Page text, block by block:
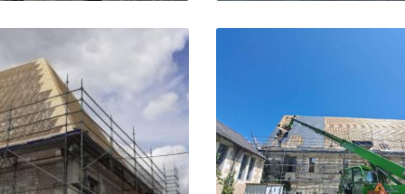

Agrandir la photo Agrandir la